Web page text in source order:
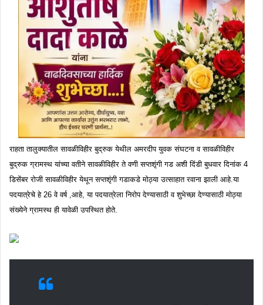
राहता तालुक्यातील सावळीविहीर बुद्रुक येथील अमरदीप युवक संघटना व सावळीविहीर
बुद्रुक ग्रामस्थ यांच्या वतीने सावळीविहीर ते वणी सप्तशृंगी गड अशी दिंडी बुधवार दिनांक 4
डिसेंबर रोजी सावळीविहीर येथून सप्तशृंगी गडाकडे मोठ्या उत्साहात रवाना झाली आहे.या
पदयात्रेचे हे 26 वे वर्ष ,आहे, या पदयात्रेला निरोप देण्यासाठी व शुभेच्छा देण्यासाठी मोठ्या
संख्येने ग्रामस्थ ही यावेळी उपस्थित होते.